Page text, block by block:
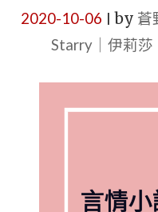
2020-10-06 by 蒼
Starry｜伊莉莎